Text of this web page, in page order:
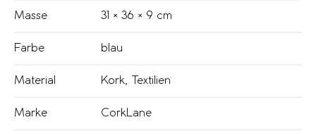
Masse 31 × 36 × 9 cm
Farbe blau
Material Kork, Textilien
Marke CorkLane